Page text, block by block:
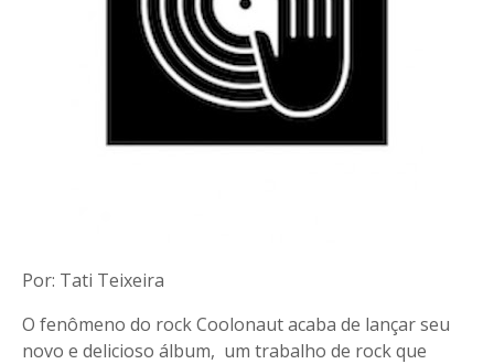
Por: Tati Teixeira
O fenômeno do rock Coolonaut acaba de lançar seu
novo e delicioso álbum, um trabalho de rock que